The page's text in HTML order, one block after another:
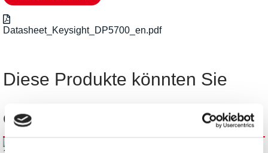
Datasheet_Keysight_DP5700_en.pdf
Diese Produkte könnten Sie
ebenfalls interessieren: